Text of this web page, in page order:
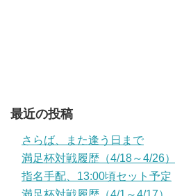
最近の投稿
さらば、また逢う日まで
満足杯対戦履歴（4/18～4/26）
指名手配、13:00頃セット予定